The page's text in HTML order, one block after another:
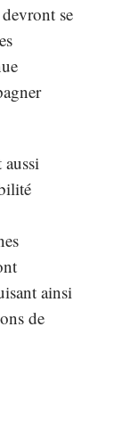
se
aussi
ainsi
de